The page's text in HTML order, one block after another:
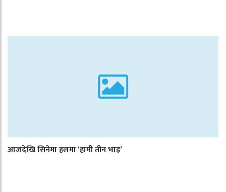
आजदेखि सिनेमा हलमा ‘हामी तीन भाइ’